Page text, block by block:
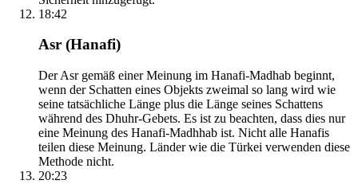
18:42
Asr (Hanafi)
Der Asr gemäß einer Meinung im Hanafi-Madhab beginnt,
wenn der Schatten eines Objekts zweimal so lang wird wie
seine tatsächliche Länge plus die Länge seines Schattens
während des Dhuhr-Gebets. Es ist zu beachten, dass dies nur
eine Meinung des Hanafi-Madhhab ist. Nicht alle Hanafis
teilen diese Meinung. Länder wie die Türkei verwenden diese
Methode nicht.
20:23